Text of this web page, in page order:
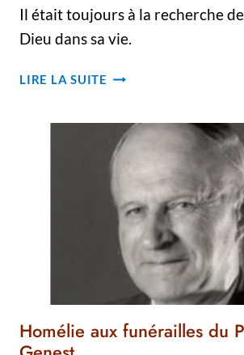
Il était toujours à la recherche
Dieu dans sa vie.
LIRE LA SUITE HOMMAGE
DU
FRÈRE
CARON
C.S.V.
Homélie aux funérailles du